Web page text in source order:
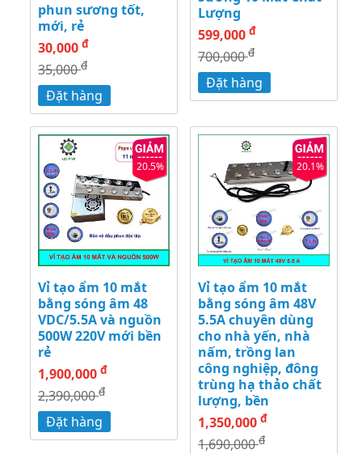
phun sương tốt,
mới, rẻ
30,000 đ
35,000đ
Đặt hàng
Lượng
599,000 đ
700,000đ
Đặt hàng
20.5%
Vỉ tạo ẩm 10 mắt
bằng sóng âm 48
VDC/5.5A và nguồn
500W 220V mới bền
rẻ
1,900,000 đ
2,390,000đ
Đặt hàng
20.1%
Vỉ tạo ẩm 10 mắt
bằng sóng âm 48V
5.5A chuyên dùng
cho nhà yến, nhà
nấm, trồng lan
công nghiệp, đông
trùng hạ thảo chất
lượng, bền
1,350,000 đ
1,690,000đ